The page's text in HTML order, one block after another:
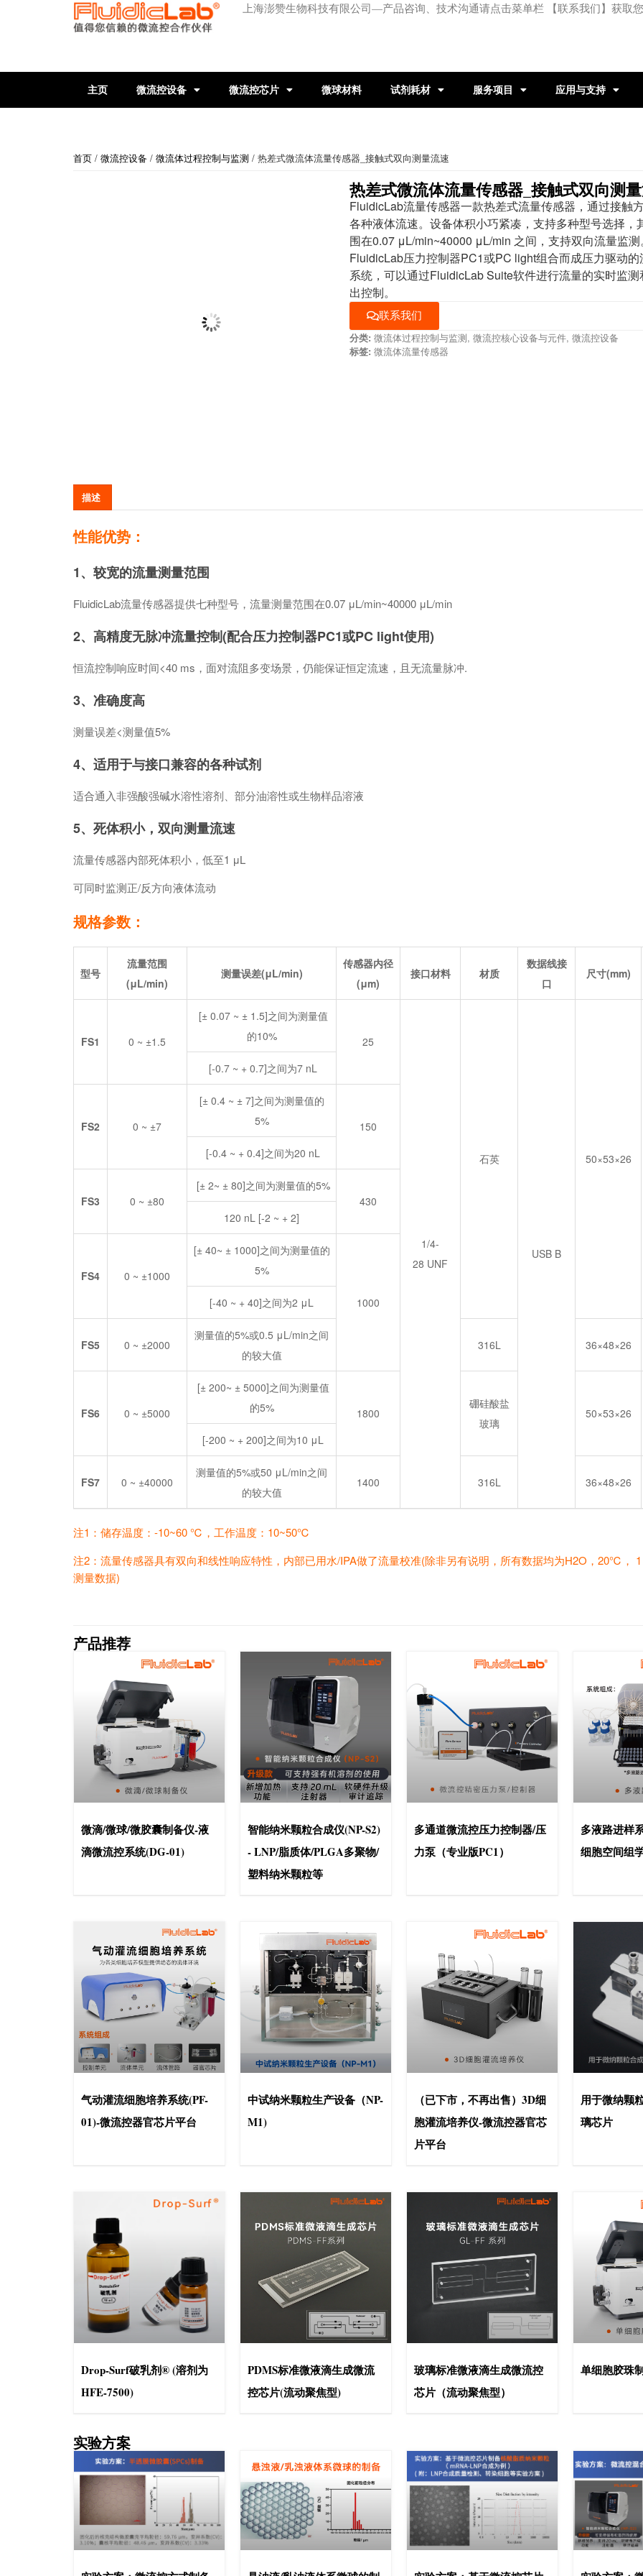
上海澎赞生物科技有限公司—产品咨询、技术沟通请点击菜单栏 【联系我们】获取
主页 微流控设备 微流控芯片 微球材料 试剂耗材 服务项目 应用与支持
首页 / 微流控设备 / 微流体过程控制与监测 / 热差式微流体流量传感器_接触式双向测量流速
热差式微流体流量传感器_接触式双向测
FluidicLab流量传感器一款热差式流量传感器，通过接触
各种液体流速。设备体积小巧紧凑，支持多种型号选择，
围在0.07 μL/min~40000 μL/min 之间，支持双向流量监
FluidicLab压力控制器PC1或PC light组合而成压力驱动的
系统，可以通过FluidicLab Suite软件进行流量的实时监测
出控制。
联系我们
分类: 微流体过程控制与监测, 微流控核心设备与元件, 微流控设备
标签: 微流体流量传感器
描述
性能优势：
1、较宽的流量测量范围
FluidicLab流量传感器提供七种型号，流量测量范围在0.07 μL/min~40000 μL/min
2、高精度无脉冲流量控制(配合压力控制器PC1或PC light使用)
恒流控制响应时间<40 ms，面对流阻多变场景，仍能保证恒定流速，且无流量脉冲.
3、准确度高
测量误差<测量值5%
4、适用于与接口兼容的各种试剂
适合通入非强酸强碱水溶性溶剂、部分油溶性或生物样品溶液
5、死体积小，双向测量流速
流量传感器内部死体积小，低至1 μL
可同时监测正/反方向液体流动
规格参数：
型号
流量范围
(μL/min)
测量误差(μL/min)
传感器内径
(μm)
接口材料 材质
数据线接
口
尺寸(mm)
FS1 0 ~ ±1.5
[± 0.07 ~ ± 1.5]之间为测量值
的10%
25
1/4-
28 UNF
石英
USB B
50×53×26
[-0.7 ~ + 0.7]之间为7 nL
FS2 0 ~ ±7
[± 0.4 ~ ± 7]之间为测量值的
5%
150
[-0.4 ~ + 0.4]之间为20 nL
FS3 0 ~ ±80
[± 2~ ± 80]之间为测量值的5%
430
120 nL [-2 ~ + 2]
FS4 0 ~ ±1000
[± 40~ ± 1000]之间为测量值的
5%
1000
[-40 ~ + 40]之间为2 μL
FS5 0 ~ ±2000
测量值的5%或0.5 μL/min之间
的较大值
316L 36×48×26
FS6 0 ~ ±5000
[± 200~ ± 5000]之间为测量值
的5%
1800
硼硅酸盐
玻璃
50×53×26
[-200 ~ + 200]之间为10 μL
FS7 0 ~ ±40000
测量值的5%或50 μL/min之间
的较大值
1400 316L 36×48×26
注1：储存温度：-10~60 ℃，工作温度：10~50℃
注2：流量传感器具有双向和线性响应特性，内部已用水/IPA做了流量校准(除非另有说明，所有数据均为H2O，20℃，
测量数据)
产品推荐
微滴/微球/微胶囊制备仪-液
滴微流控系统(DG-01)
智能纳米颗粒合成仪(NP-S2)
- LNP/脂质体/PLGA多聚物/
塑料纳米颗粒等
多通道微流控压力控制器/压
力泵（专业版PC1）
多液路进样
细胞空间组
气动灌流细胞培养系统(PF-
01)-微流控器官芯片平台
中试纳米颗粒生产设备（NP-
M1)
（已下市，不再出售）3D细
胞灌流培养仪-微流控器官芯
片平台
用于微纳颗
璃芯片
Drop-Surf破乳剂® (溶剂为
HFE-7500)
PDMS标准微液滴生成微流
控芯片(流动聚焦型)
玻璃标准微液滴生成微流控
芯片（流动聚焦型）
单细胞胶珠
实验方案